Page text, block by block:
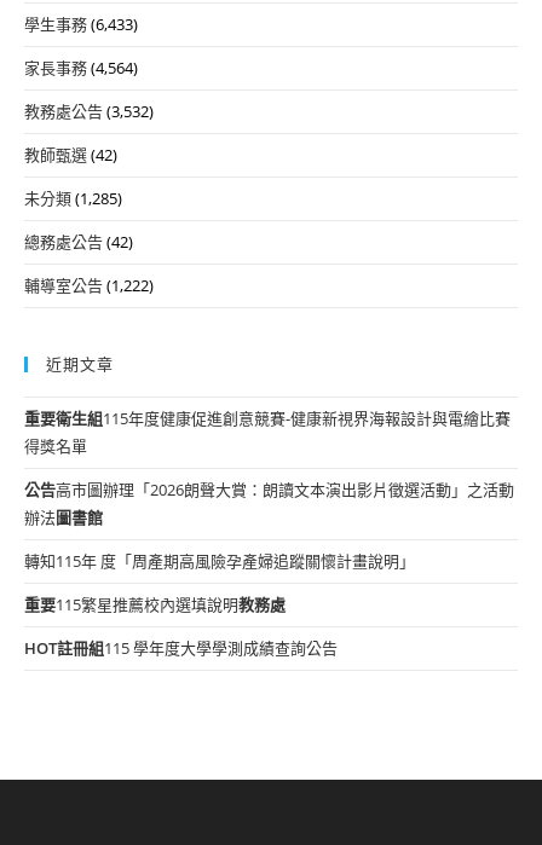
學生事務(6,433)
家長事務(4,564)
教務處公告(3,532)
教師甄選(42)
未分類(1,285)
總務處公告(42)
輔導室公告(1,222)
近期文章
重要衛生組115年度健康促進創意競賽-健康新視界海報設計與電繪比賽
得獎名單
公告高市圖辦理「2026朗聲大賞：朗讀文本演出影片徵選活動」之活動
辦法圖書館
轉知115年 度「周產期高風險孕產婦追蹤關懷計畫說明」
重要115繁星推薦校內選填說明教務處
HOT註冊組115 學年度大學學測成績查詢公告